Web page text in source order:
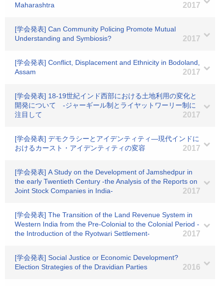
Maharashtra
2017
[学会発表] Can Community Policing Promote Mutual
Understanding and Symbiosis?
2017
[学会発表] Conflict, Displacement and Ethnicity in Bodoland,
Assam
2017
[学会発表] 18-19世紀インド西部における土地利用の変化と
開発について ‐ジャーギール制とライヤットワーリー制に
注目して
2017
[学会発表] デモクラシーとアイデンティティ―現代インドに
おけるカースト・アイデンティティの変容
2017
[学会発表] A Study on the Development of Jamshedpur in
the early Twentieth Century -the Analysis of the Reports on
Joint Stock Companies in India-
2017
[学会発表] The Transition of the Land Revenue System in
Western India from the Pre-Colonial to the Colonial Period -
the Introduction of the Ryotwari Settlement-
2017
[学会発表] Social Justice or Economic Development?
Election Strategies of the Dravidian Parties
2016